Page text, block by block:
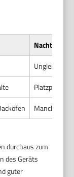
Nachteile
Manche
durchaus zum
des Geräts
guter